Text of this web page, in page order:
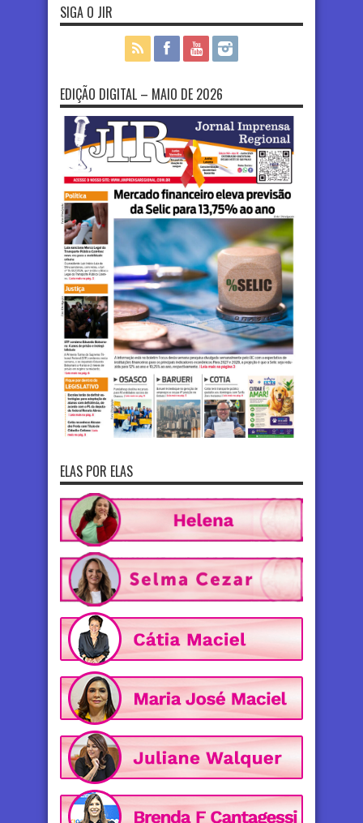
SIGA O JIR
EDIÇÃO DIGITAL – MAIO DE 2026
ELAS POR ELAS